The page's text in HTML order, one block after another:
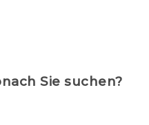
Sie suchen?